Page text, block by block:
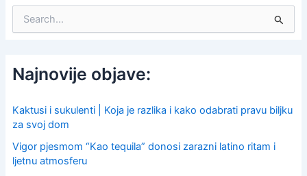
c
h
o
r
Najnovije objave:
Kaktusi i sukulenti | Koja je razlika i kako odabrati pravu biljku
za svoj dom
Vigor pjesmom “Kao tequila” donosi zarazni latino ritam i
ljetnu atmosferu